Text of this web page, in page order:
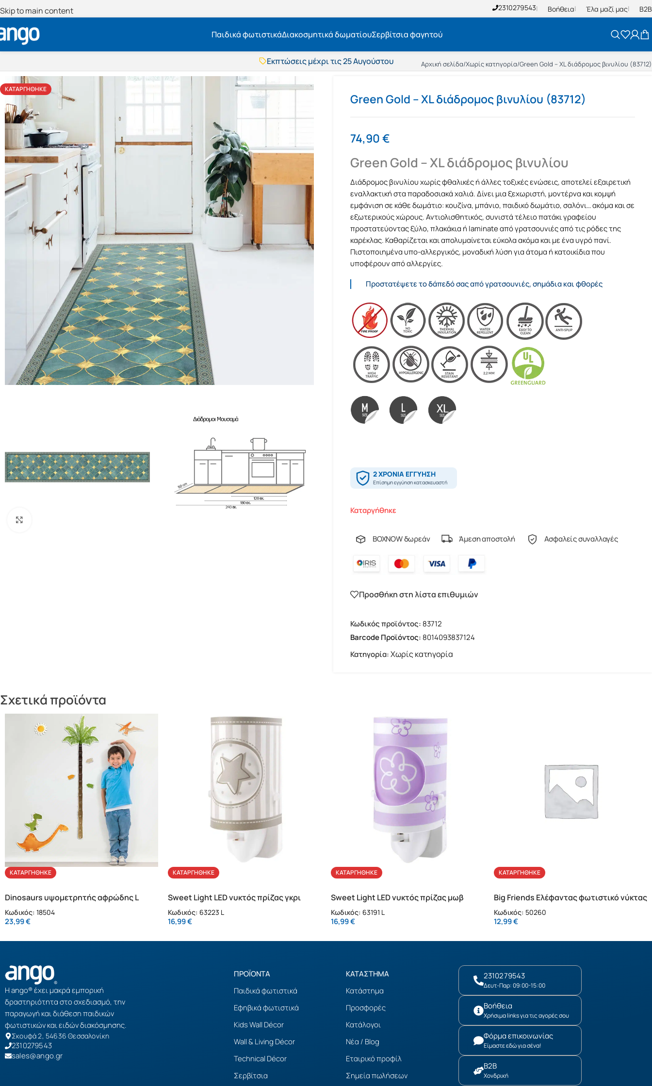
Skip to main content 2310279543 Βοήθεια Έλα μαζί μας B2B
Παιδικά φωτιστικάΔιακοσμητικά δωματίουΣερβίτσια φαγητού
Εκπτώσεις μέχρι τις 25 Αυγούστου
Δωρεάν μεταφορικά
BOXNOW αποστολή
Άμεση παράδοση
Εκπτώσεις μέχρι τις 25 Αυγούστου
BOXNOW αποστολή
Άμεση παράδοση
Αρχική σελίδα/Χωρίς κατηγορία/Green Gold – XL διάδρομος βινυλίου (83712)
ΚΑΤΑΡΓΉΘΗΚΕ
Green Gold – XL διάδρομος βινυλίου (83712)
74,90€
Green Gold – XL διάδρομος βινυλίου
Διάδρομος βινυλίου χωρίς φθαλικές ή άλλες τοξικές ενώσεις, αποτελεί εξαιρετική
εναλλακτική στα παραδοσιακά χαλιά. Δίνει μια ξεχωριστή, μοντέρνα και κομψή
εμφάνιση σε κάθε δωμάτιο: κουζίνα, μπάνιο, παιδικό δωμάτιο, σαλόνι… ακόμα και σε
εξωτερικούς χώρους. Αντιολισθητικός, συνιστά τέλειο πατάκι γραφείου
προστατεύοντας ξύλο, πλακάκια ή laminate από γρατσουνιές από τις ρόδες της
καρέκλας. Καθαρίζεται και απολυμαίνεται εύκολα ακόμα και με ένα υγρό πανί.
Πιστοποιημένα υπο-αλλεργικός, μοναδική λύση για άτομα ή κατοικίδια που
υποφέρουν από αλλεργίες.
Προστατέψετε το δάπεδό σας από γρατσουνιές, σημάδια και φθορές
Καταργήθηκε
BOXNOW δωρεάν Άμεση αποστολή Ασφαλείς συναλλαγές
Προσθήκη στη λίστα επιθυμιών
Barcode Προϊόντος: 8014093837124
Κωδικός προϊόντος: 83712
Κατηγορία:Χωρίς κατηγορία
Σχετικά προϊόντα
ΚΑΤΑΡΓΉΘΗΚΕ
Dinosaurs υψομετρητής αφρώδης L
Κωδικός: 18504
23,99€
ΚΑΤΑΡΓΉΘΗΚΕ
Sweet Light LED νυκτός πρίζας γκρι
Κωδικός: 63223 L
16,99€
ΚΑΤΑΡΓΉΘΗΚΕ
Sweet Light LED νυκτός πρίζας μωβ
Κωδικός: 63191 L
16,99€
ΚΑΤΑΡΓΉΘΗΚΕ
Big Friends Ελέφαντας φωτιστικό νύκτας
Κωδικός: 50260
12,99€
Η ango® έχει μακρά εμπορική
δραστηριότητα στο σχεδιασμό, την
παραγωγή και διάθεση παιδικών
φωτιστικών και ειδών διακόσμησης.
Σκουφά 2, 54636 Θεσσαλονίκη
2310279543
sales@ango.gr
ΠΡΟΪΟΝΤΑ
Παιδικά φωτιστικά
Εφηβικά φωτιστικά
Kids Wall Décor
Wall & Living Décor
Technical Décor
Σερβίτσια
ΚΑΤΑΣΤΗΜΑ
Κατάστημα
Προσφορές
Κατάλογοι
Νέα / Blog
Εταιρικό προφίλ
Σημεία πωλήσεων
2310279543
Δευτ-Παρ: 09:00-15:00
Βοήθεια
Χρήσιμα links για τις αγορές σου
Φόρμα επικοινωνίας
Είμαστε εδώ για σένα!
B2B
Χονδρική